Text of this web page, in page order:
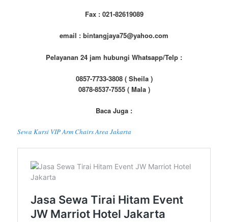
Fax : 021-82619089
email : bintangjaya75@yahoo.com
Pelayanan 24 jam hubungi Whatsapp/Telp :
0857-7733-3808 ( Sheila )
0878-8537-7555 ( Mala )
Baca Juga :
Sewa Kursi VIP Arm Chairs Area Jakarta